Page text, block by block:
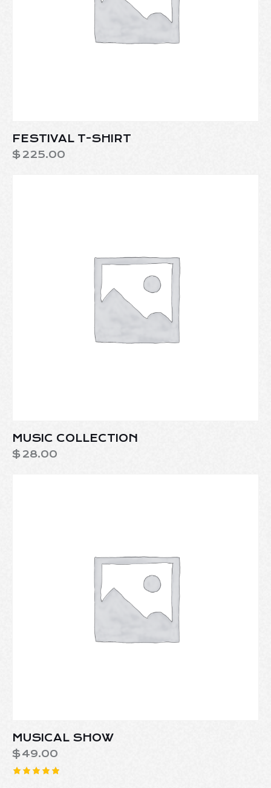
FESTIVAL T-SHIRT
$ 225.00
MUSIC COLLECTION
$ 28.00
MUSICAL SHOW
$49.00